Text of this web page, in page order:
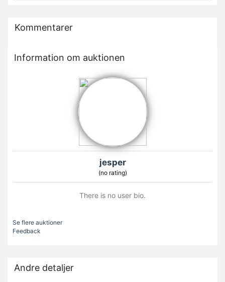
Kommentarer
Information om auktionen
jesper
(no rating)
There is no user bio.
Se flere auktioner
Feedback
Andre detaljer